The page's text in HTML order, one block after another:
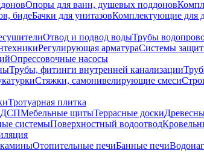
Опоры для ванн, душевых поддонов
бидеБачки для унитазовКомплектующие для
Отвод и подвод водыТрубы
Регулирующая арматураСистемы
Опрессовочные насосы
Трубы, фитинги внутренней канализации
Стяжки, самонивелирующие смеси
Тротуарная плитка
Мебельные щитыТеррасные доски
системыПоверхностный водоотвод
Отопительные печиБанные печи